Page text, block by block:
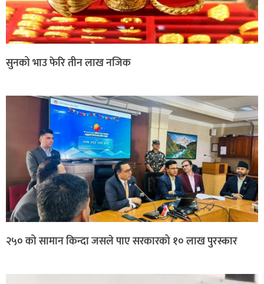
सुनको भाउ फेरि तीन लाख नजिक
२५० को सामान किन्दा जसले पाए सरकारको १० लाख पुरस्कार